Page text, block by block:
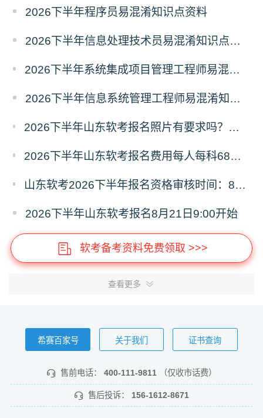
2026下半年程序员易混淆知识点资料
2026下半年信息处理技术员易混淆知识点资料
2026下半年系统集成项目管理工程师易混淆知识点资料
2026下半年信息系统管理工程师易混淆知识点资料
2026下半年山东软考报名照片有要求吗？必须为白色背景彩色证件照
2026下半年山东软考报名费用每人每科68元，报名缴费9月8日16:00截止
山东软考2026下半年报名资格审核时间：8月21日9:00—9月4日16:00
2026下半年山东软考报名8月21日9:00开始
软考备考资料免费领取 >>>
查看更多
希赛百家号 关于我们 证书查询
售前电话： 400-111-9811 （仅收市话费）
售后投诉： 156-1612-8671